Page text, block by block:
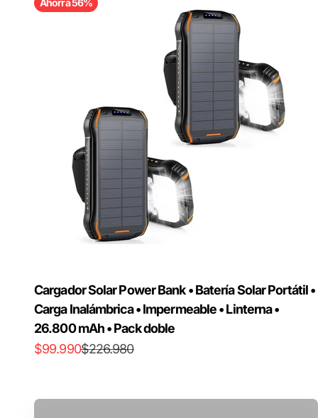
Ahorra 56%
Cargador Solar Power Bank • Batería Solar Portátil •
Carga Inalámbrica • Impermeable • Linterna •
26.800 mAh • Pack doble
Precio de oferta
$99.990Precio normal
$226.980